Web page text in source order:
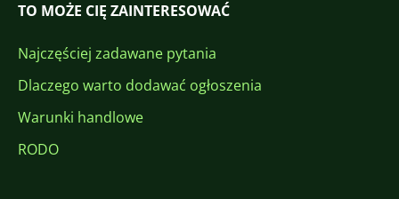
TO MOŻE CIĘ ZAINTERESOWAĆ
Najczęściej zadawane pytania
Dlaczego warto dodawać ogłoszenia
Warunki handlowe
RODO